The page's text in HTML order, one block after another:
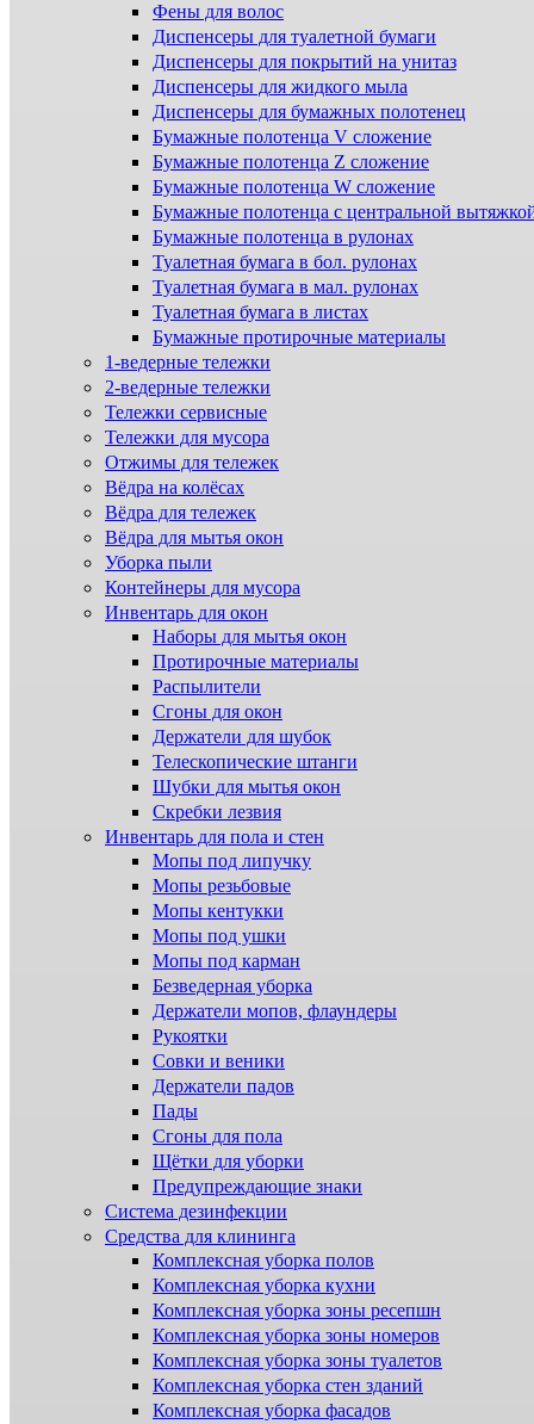
Фены для волос
Диспенсеры для туалетной бумаги
Диспенсеры для покрытий на унитаз
Диспенсеры для жидкого мыла
Диспенсеры для бумажных полотенец
Бумажные полотенца V сложение
Бумажные полотенца Z сложение
Бумажные полотенца W сложение
Бумажные полотенца с центральной
Бумажные полотенца в рулонах
Туалетная бумага в бол. рулонах
Туалетная бумага в мал. рулонах
Туалетная бумага в листах
Бумажные протирочные материалы
1-ведерные тележки
2-ведерные тележки
Тележки сервисные
Тележки для мусора
Отжимы для тележек
Вёдра на колёсах
Вёдра для тележек
Вёдра для мытья окон
Уборка пыли
Контейнеры для мусора
Инвентарь для окон
Наборы для мытья окон
Протирочные материалы
Распылители
Сгоны для окон
Держатели для шубок
Телескопические штанги
Шубки для мытья окон
Скребки лезвия
Инвентарь для пола и стен
Мопы под липучку
Мопы резьбовые
Мопы кентукки
Мопы под ушки
Мопы под карман
Безведерная уборка
Держатели мопов, флаундеры
Рукоятки
Совки и веники
Держатели падов
Пады
Сгоны для пола
Щётки для уборки
Предупреждающие знаки
Система дезинфекции
Cредства для клининга
Комплексная уборка полов
Комплексная уборка кухни
Комплексная уборка зоны ресепшн
Комплексная уборка зоны номеров
Комплексная уборка зоны туалетов
Комплексная уборка стен зданий
Комплексная уборка фасадов